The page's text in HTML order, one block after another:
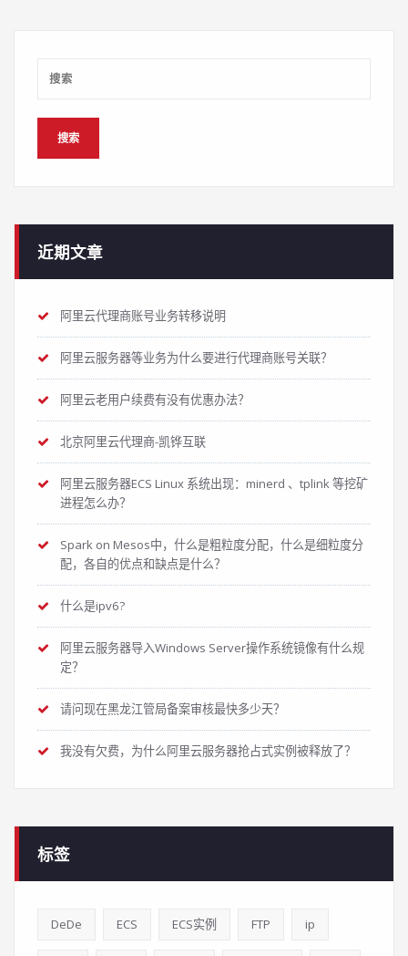
近期文章
阿里云代理商账号业务转移说明
阿里云服务器等业务为什么要进行代理商账号关联？
阿里云老用户续费有没有优惠办法？
北京阿里云代理商-凯铧互联
阿里云服务器ECS Linux 系统出现：minerd 、tplink 等挖矿
进程怎么办？
Spark on Mesos中，什么是粗粒度分配，什么是细粒度分
配，各自的优点和缺点是什么？
什么是ipv6?
阿里云服务器导入Windows Server操作系统镜像有什么规
定？
请问现在黑龙江管局备案审核最快多少天？
我没有欠费，为什么阿里云服务器抢占式实例被释放了？
标签
DeDe ECS ECS实例 FTP ip